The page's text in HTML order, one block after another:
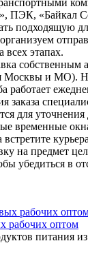
ПЭК, «Байкал
подходящую
всех этапах.
собственным
Москвы и МО).
работает
заказа
для уточнения
временные
на предмет
убедиться в
рабочих оптом
питания